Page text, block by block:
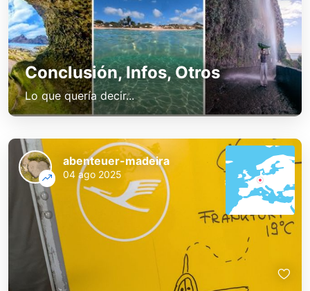
Conclusión, Infos, Otros
Lo que quería decir...
abenteuer-madeira
04 ago 2025